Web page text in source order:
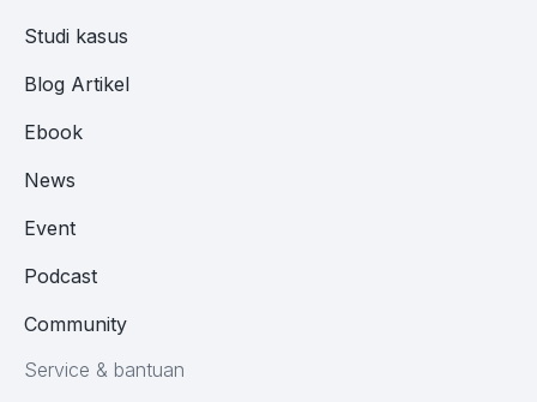
Studi kasus
Blog Artikel
Ebook
News
Event
Podcast
Community
Service & bantuan